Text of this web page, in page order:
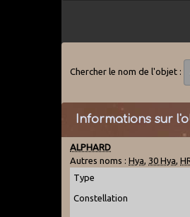
Chercher le nom de l'objet :
Informations sur
ALPHARD
Autres noms :Hya 30 Hya ,
Type
Constellation